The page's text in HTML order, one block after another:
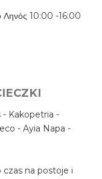
10:00 -16:00
- Kakopetria -
- Ayia Napa -
na postoje i